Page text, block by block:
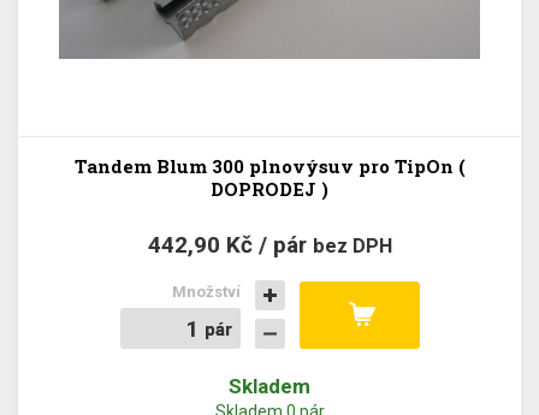
Tandem Blum 300 plnovýsuv pro TipOn (
DOPRODEJ )
442,90 Kč / pár bez DPH
pár
pár
Množství
Skladem